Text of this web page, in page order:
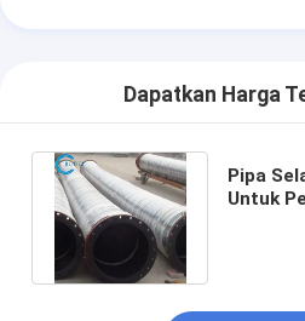
Dapatkan Harga
Pipa
Untuk